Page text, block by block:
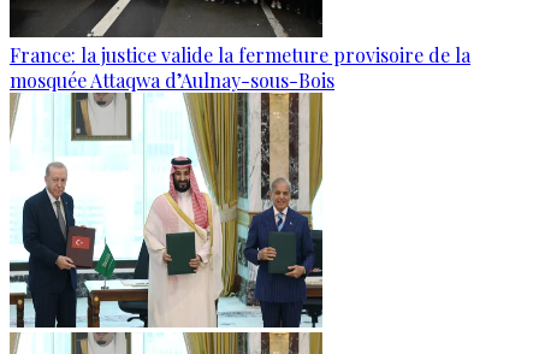
France: la justice valide la fermeture provisoire de la
mosquée Attaqwa d’Aulnay-sous-Bois